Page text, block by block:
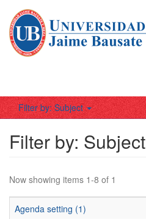
Filter by: Subject
Filter by: Subject
Now showing items 1-8 of 1
Agenda setting (1)